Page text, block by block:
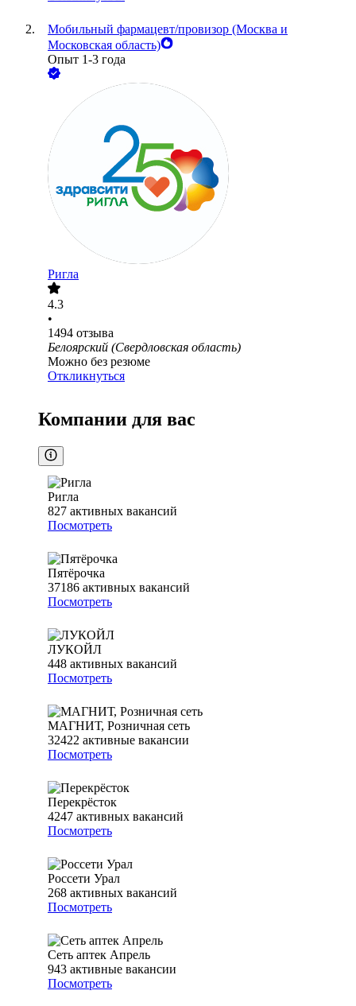
Мобильный фармацевт/провизор (Москва и
Московская область)
Опыт 1-3 года
Ригла
4.3
•
1494 отзыва
Белоярский (Свердловская область)
Можно без резюме
Откликнуться
Компании для вас
Ригла
827 активных вакансий
Посмотреть
Пятёрочка
37186 активных вакансий
Посмотреть
ЛУКОЙЛ
448 активных вакансий
Посмотреть
МАГНИТ, Розничная сеть
32422 активные вакансии
Посмотреть
Перекрёсток
4247 активных вакансий
Посмотреть
Россети Урал
268 активных вакансий
Посмотреть
Сеть аптек Апрель
943 активные вакансии
Посмотреть